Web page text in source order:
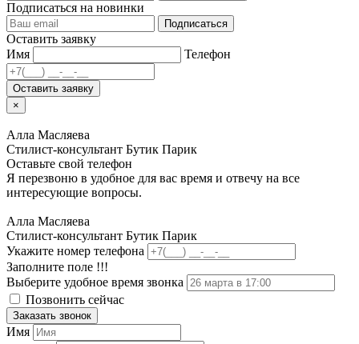
Подписаться на новинки
Подписаться
Оставить заявку
Имя
Телефон
Оставить заявку
×
Алла Масляева
Стилист-консультант Бутик Парик
Оставьте свой телефон
Я перезвоню в удобное для вас время и отвечу на все
интересующие вопросы.
Алла Масляева
Стилист-консультант Бутик Парик
Укажите номер телефона
Заполните поле !!!
Выберите удобное время звонка
Позвонить сейчас
Заказать звонок
Имя